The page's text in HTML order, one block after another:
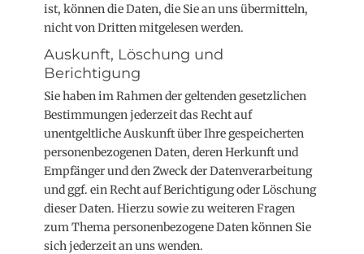
ist, können die Daten, die Sie an uns übermitteln,
nicht von Dritten mitgelesen werden.
Auskunft, Löschung und
Berichtigung
Sie haben im Rahmen der geltenden gesetzlichen
Bestimmungen jederzeit das Recht auf
unentgeltliche Auskunft über Ihre gespeicherten
personenbezogenen Daten, deren Herkunft und
Empfänger und den Zweck der Datenverarbeitung
und ggf. ein Recht auf Berichtigung oder Löschung
dieser Daten. Hierzu sowie zu weiteren Fragen
zum Thema personenbezogene Daten können Sie
sich jederzeit an uns wenden.